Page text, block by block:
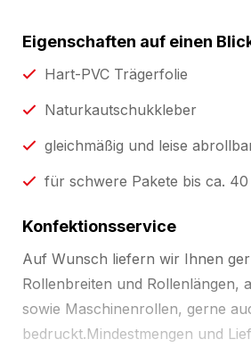
Eigenschaften auf einen
Hart-PVC Trägerfolie
Naturkautschukkleber
gleichmäßig und leise
für schwere Pakete bis ca.
Konfektionsservice
Auf Wunsch liefern wir Ihnen
Rollenbreiten und Rollenlängen,
sowie Maschinenrollen, gerne
bedruckt.Mindestmengen und